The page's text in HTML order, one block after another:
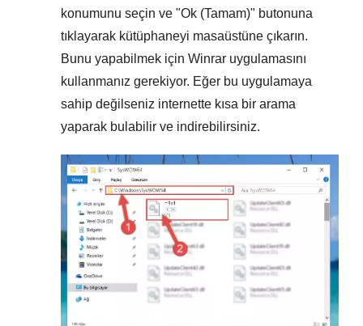
konumunu seçin ve "Ok (Tamam)" butonuna
tıklayarak kütüphaneyi masaüstüne çıkarın.
Bunu yapabilmek için Winrar uygulamasını
kullanmanız gerekiyor. Eğer bu uygulamaya
sahip değilseniz internette kısa bir arama
yaparak bulabilir ve indirebilirsiniz.